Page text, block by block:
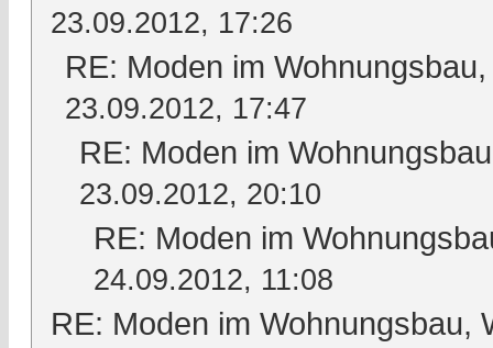
23.09.2012, 17:26
RE: Moden im
23.09.2012, 17:47
RE: Moden im
23.09.2012, 20:10
RE: Moden im
24.09.2012, 11:08
RE: Moden im Wohnungsbau,